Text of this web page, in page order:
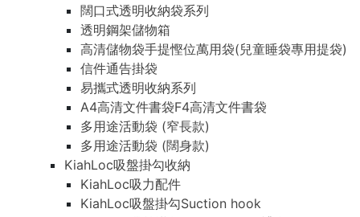
闊口式透明收納袋系列
透明鋼架儲物箱
高清儲物袋手提慳位萬用袋(兒童睡袋專用提袋)
信件通告掛袋
易攜式透明收納系列
A4高清文件書袋F4高清文件書袋
多用途活動袋 (窄長款)
多用途活動袋 (闊身款)
KiahLoc吸盤掛勾收納
KiahLoc吸力配件
KiahLoc吸盤掛勾Suction hook